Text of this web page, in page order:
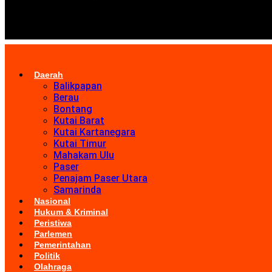
Daerah
Balikpapan
Berau
Bontang
Kutai Barat
Kutai Kartanegara
Kutai Timur
Mahakam Ulu
Paser
Penajam Paser Utara
Samarinda
Nasional
Hukum & Kriminal
Peristiwa
Parlemen
Pemerintahan
Politik
Olahraga